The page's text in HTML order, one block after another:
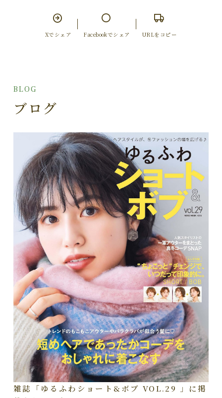
Xでシェア Facebookでシェア URLをコピー
BLOG
ブログ
雑誌「ゆるふわショート&ボブ VOL.29 」に掲